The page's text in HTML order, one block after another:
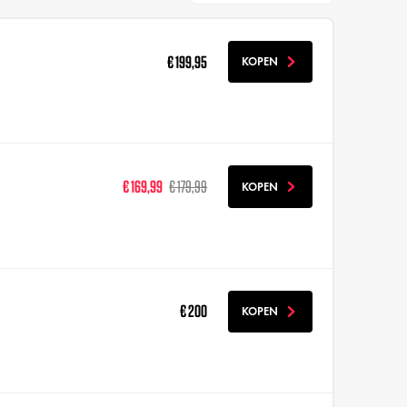
€ 199,95 KOPEN
€ 169,99 € 179,99 KOPEN
€ 200 KOPEN